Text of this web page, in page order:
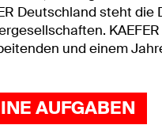
Deutschland steht
und einem
AUFGABEN